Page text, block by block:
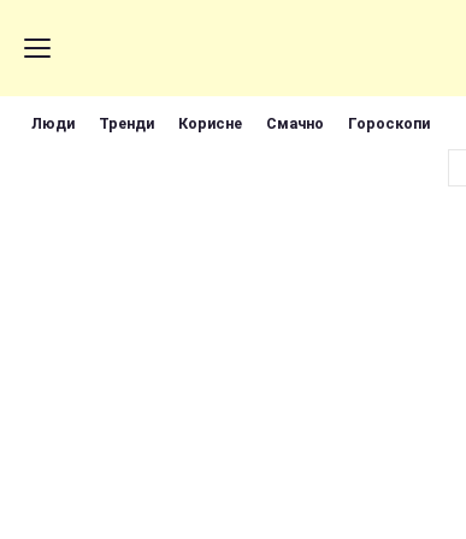
Люди Тренди Корисне Смачно Гороскопи